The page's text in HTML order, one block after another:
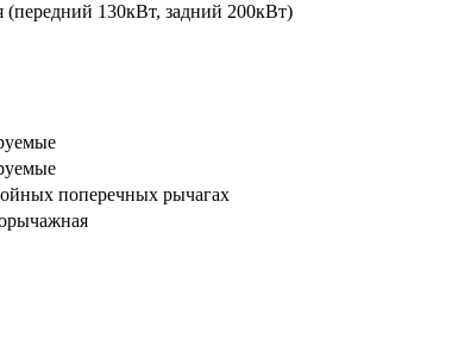
(передний 130кВт, задний 200кВт)
поперечных рычагах